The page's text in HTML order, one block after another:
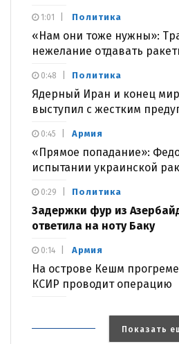
Политика
«Нам они тоже нужны»:
нежелание отдавать
1:01
Политика
Ядерный Иран и конец
выступил с жестким
0:48
Армия
«Прямое попадание»:
испытании украинской
0:45
Политика
Задержки фур из
ответила на ноту Баку
0:29
Армия
На острове Кешм
КСИР проводит операцию
0:14
Показать